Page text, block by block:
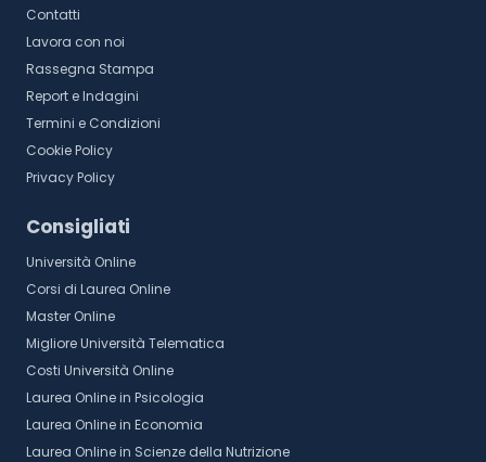
Contatti
Lavora con noi
Rassegna Stampa
Report e Indagini
Termini e Condizioni
Cookie Policy
Privacy Policy
Consigliati
Università Online
Corsi di Laurea Online
Master Online
Migliore Università Telematica
Costi Università Online
Laurea Online in Psicologia
Laurea Online in Economia
Laurea Online in Scienze della Nutrizione